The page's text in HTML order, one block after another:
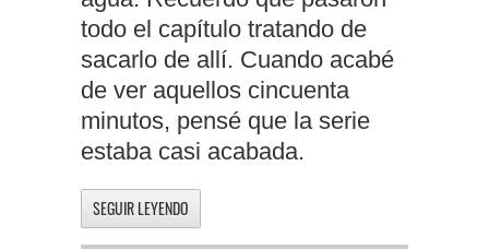
todo el capítulo tratando de
sacarlo de allí. Cuando acabé
de ver aquellos cincuenta
minutos, pensé que la serie
estaba casi acabada.
SEGUIR LEYENDO